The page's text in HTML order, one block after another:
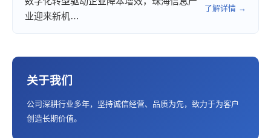
业迎来新机…
了解详情 →
关于我们
公司深耕行业多年，坚持诚信经营、品质为先，致力于为客户
创造长期价值。